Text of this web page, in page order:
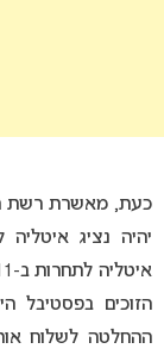
כעת, מאשרת רשת
יהיה נציג איטליה
הזוכים בפסטיבל
ההחלטה לשלוח